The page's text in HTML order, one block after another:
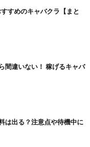
すめのキャバクラ【まと
間違いない！ 稼げるキャバ
は出る？注意点や待機中に